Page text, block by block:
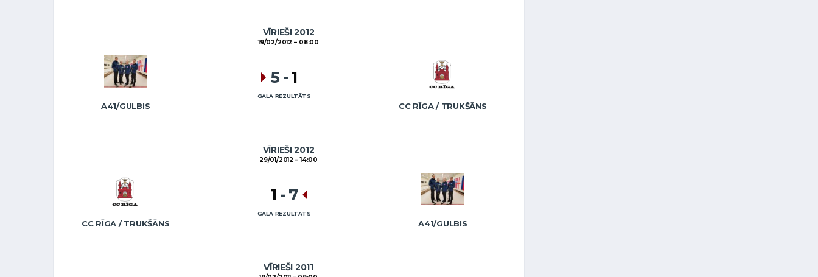
VĪRIEŠI 2012
19/02/2012 08:00
A41/GULBIS CC RĪGA / TRUKŠĀNS
5 -1
GALA REZULTĀTS
VĪRIEŠI 2012
29/01/2012 14:00
CC RĪGA / TRUKŠĀNS A41/GULBIS
1 - 7
GALA REZULTĀTS
VĪRIEŠI 2011